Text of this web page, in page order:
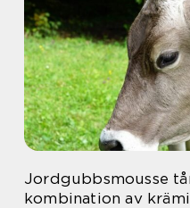
Jordgubbsmousse
kombination av